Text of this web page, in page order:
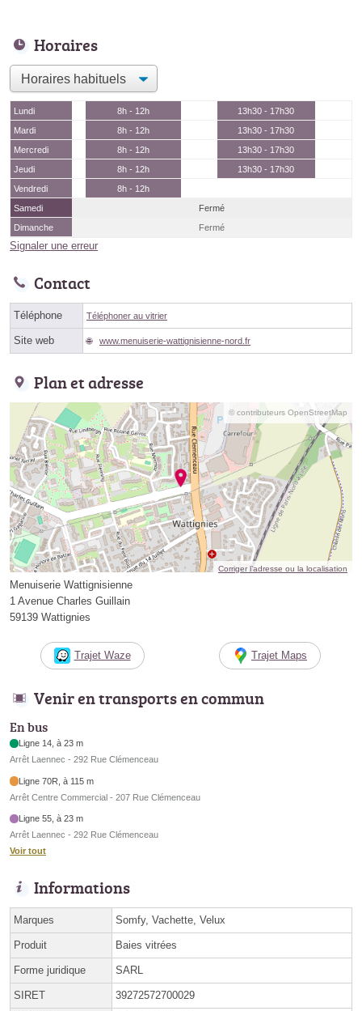
Horaires
Lundi 8h - 12h
13h30 - 17h30
Mardi
8h - 12h
13h30 - 17h30
Mercredi
8h - 12h
13h30 - 17h30
Jeudi
8h - 12h
13h30 - 17h30
Vendredi
8h - 12h
Samedi
Fermé
Dimanche
Fermé
Signaler une erreur
Contact
Téléphone Téléphoner au vitrier
Site web www.menuiserie-wattignisienne-nord.fr
Plan et adresse
© contributeurs OpenStreetMap
Corriger l’adresse ou la localisation
Menuiserie Wattignisienne
1 Avenue Charles Guillain
59139 Wattignies
Trajet Waze Trajet Maps
Venir en transports en commun
En bus
Ligne 14, à 23 m
Arrêt Laennec - 292 Rue Clémenceau
Ligne 70R, à 115 m
Arrêt Centre Commercial - 207 Rue Clémenceau
Ligne 55, à 23 m
Arrêt Laennec - 292 Rue Clémenceau
Voir tout
Informations
Marques Somfy, Vachette, Velux
Produit Baies vitrées
Forme juridique SARL
SIRET 39272572700029